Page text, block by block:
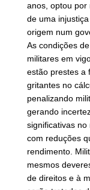
anos, optou por
de uma
origem num
As condições
militares em
estão prestes a
gritantes no
penalizando
gerando
significativas
com reduções
rendimento.
mesmos
de direitos e à